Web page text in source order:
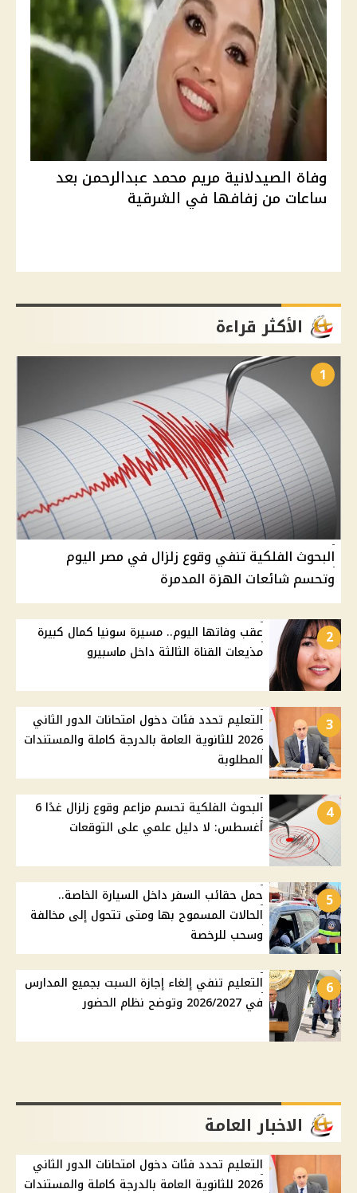
وفاة الصيدلانية مريم محمد عبدالرحمن بعد
ساعات من زفافها في الشرقية
الأكثر قراءة
1
البحوث الفلكية تنفي وقوع زلزال في مصر اليوم
وتحسم شائعات الهزة المدمرة
2
عقب وفاتها اليوم.. مسيرة سونيا كمال كبيرة
مذيعات القناة الثالثة داخل ماسبيرو
3
التعليم تحدد فئات دخول امتحانات الدور الثاني
2026 للثانوية العامة بالدرجة كاملة والمستندات
المطلوبة
4
البحوث الفلكية تحسم مزاعم وقوع زلزال غدًا 6
أغسطس: لا دليل علمي على التوقعات
5
حمل حقائب السفر داخل السيارة الخاصة..
الحالات المسموح بها ومتى تتحول إلى مخالفة
وسحب للرخصة
6
التعليم تنفي إلغاء إجازة السبت بجميع المدارس
في 2026/2027 وتوضح نظام الحضور
الاخبار العامة
التعليم تحدد فئات دخول امتحانات الدور الثاني
2026 للثانوية العامة بالدرجة كاملة والمستندات